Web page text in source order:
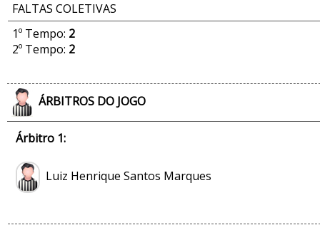
FALTAS COLETIVAS
1º Tempo: 2
2º Tempo: 2
ÁRBITROS DO JOGO
Árbitro 1:
Luiz Henrique Santos Marques